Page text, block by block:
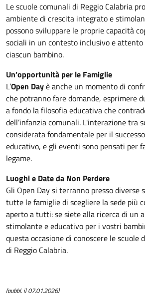
Le scuole comunali di Reggio Calabria
ambiente di crescita integrato e
possono sviluppare le proprie capacità
sociali in un contesto inclusivo e attento
ciascun bambino.
Un’opportunità per le Famiglie
L’Open Dayè anche un momento di
che potranno fare domande, esprimere
a fondo la filosofia educativa che
dell’infanzia comunali. L'interazione tra
considerata fondamentale per il
educativo, e gli eventi sono pensati per
legame.
Luoghi e Date da Non Perdere
Gli Open Day si terranno presso diverse
tutte le famiglie di scegliere la sede più
aperto a tutti: se siete alla ricerca di un
stimolante e educativo per i vostri
questa occasione di conoscere le scuole
di Reggio Calabria.
(pubbl. il 07.01.2026)